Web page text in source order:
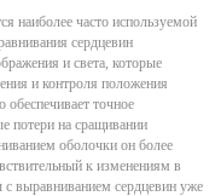
наиболее часто используемой
сердцевин
и света, которые
и контроля положения
точное
потери на сращивании
оболочки он более
к изменениям в
выравниванием сердцевин уже